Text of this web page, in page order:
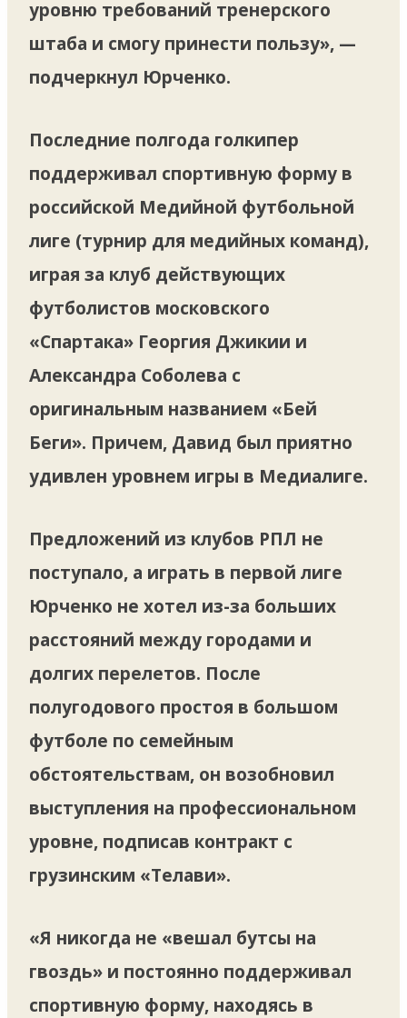
уровню требований тренерского
штаба и смогу принести пользу», —
подчеркнул Юрченко.
Последние полгода голкипер
поддерживал спортивную форму в
российской Медийной футбольной
лиге (турнир для медийных команд),
играя за клуб действующих
футболистов московского
«Спартака» Георгия Джикии и
Александра Соболева с
оригинальным названием «Бей
Беги». Причем, Давид был приятно
удивлен уровнем игры в Медиалиге.
Предложений из клубов РПЛ не
поступало, а играть в первой лиге
Юрченко не хотел из-за больших
расстояний между городами и
долгих перелетов. После
полугодового простоя в большом
футболе по семейным
обстоятельствам, он возобновил
выступления на профессиональном
уровне, подписав контракт с
грузинским «Телави».
«Я никогда не «вешал бутсы на
гвоздь» и постоянно поддерживал
спортивную форму, находясь в